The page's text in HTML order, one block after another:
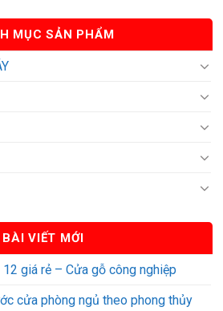
MỤC SẢN PHẨM
BÀI VIẾT MỚI
giá rẻ – Cửa gỗ công nghiệp
cửa phòng ngủ theo phong thủy